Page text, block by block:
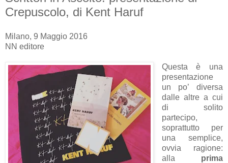
Crepuscolo, di Kent Haruf
Milano, 9 Maggio 2016
NN editore
Questa è una
presentazione
un po’ diversa
dalle altre a cui
di solito
partecipo,
soprattutto per
una semplice,
ovvia ragione:
alla prima